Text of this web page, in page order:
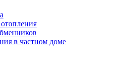
в частном доме